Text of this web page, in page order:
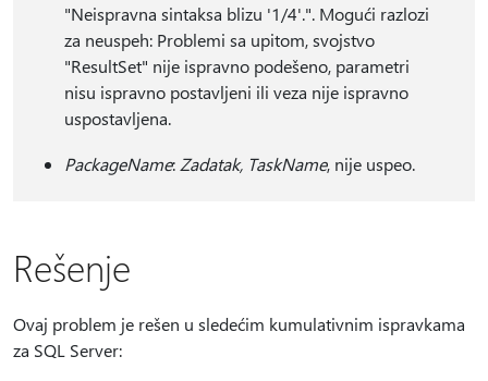
"Neispravna sintaksa blizu '1/4'.". Mogući razlozi
za neuspeh: Problemi sa upitom, svojstvo
"ResultSet" nije ispravno podešeno, parametri
nisu ispravno postavljeni ili veza nije ispravno
uspostavljena.
PackageName: Zadatak, TaskName, nije uspeo.
Rešenje
Ovaj problem je rešen u sledećim kumulativnim ispravkama
za SQL Server: